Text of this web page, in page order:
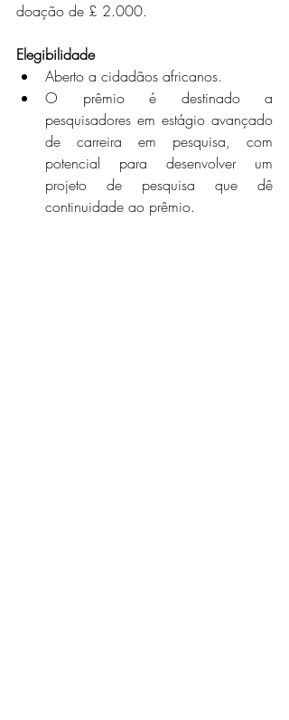
doação de £ 2.000.
Elegibilidade
Aberto a cidadãos africanos.
O prêmio é destinado a
pesquisadores em estágio avançado
de carreira em pesquisa, com
potencial para desenvolver um
projeto de pesquisa que dê
continuidade ao prêmio.